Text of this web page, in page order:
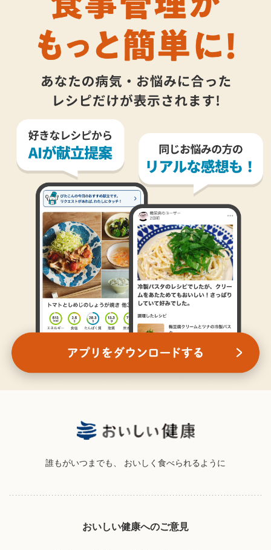
誰もがいつまでも、 おいしく食べられるように
おいしい健康へのご意見